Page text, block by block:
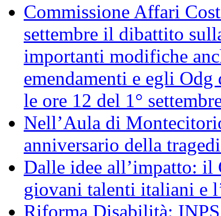
Commissione Affari
settembre il dibattito
importanti modifiche
emendamenti e egli Odg
le ore 12 del 1°
Nell’Aula di
anniversario della
Dalle idee all’impatto: il
giovani talenti italiani e
Riforma Disabilità: